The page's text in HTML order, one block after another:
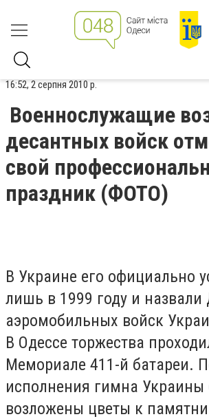
16:52, 2 серпня 2010 р.
Военнослужащие
десантных войск
свой
праздник (ФОТО)
В Украине его официально
лишь в 1999 году и
аэромобильных войск
В Одессе торжества
Мемориале 411-й батареи.
исполнения гимна Украины
возложены цветы к